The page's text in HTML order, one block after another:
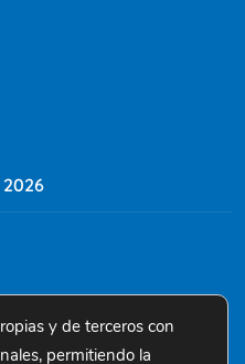
y de terceros con
permitiendo la